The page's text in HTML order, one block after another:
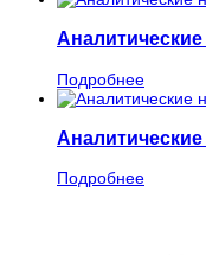
Подробнее
Подробнее